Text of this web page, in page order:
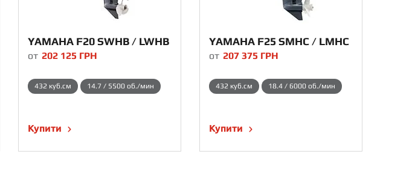
YAMAHA F20 SWHB / LWHB
от 202 125 ГРН
432 куб.см 14.7 / 5500 об./мин
Купити
YAMAHA F25 SMHC / LMHC
от 207 375 ГРН
432 куб.см 18.4 / 6000 об./мин
Купити